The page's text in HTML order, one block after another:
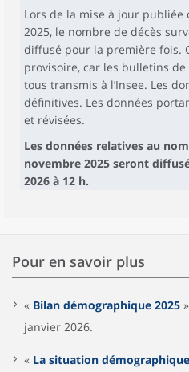
Lors de la mise à jour publiée
2025, le nombre de décès
diffusé pour la première fois.
provisoire, car les bulletins de
tous transmis à l’Insee. Les
définitives. Les données
et révisées.
Les données relatives au
novembre 2025 seront
2026 à 12 h.
Pour en savoir plus
« Bilan démographique 2025
janvier 2026.
« La situation